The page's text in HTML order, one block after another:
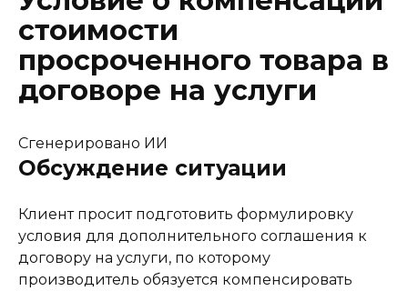
стоимости
просроченного товара в
договоре на услуги
Сгенерировано ИИ
Обсуждение ситуации
Клиент просит подготовить формулировку
условия для дополнительного соглашения к
договору на услуги, по которому
производитель обязуется компенсировать